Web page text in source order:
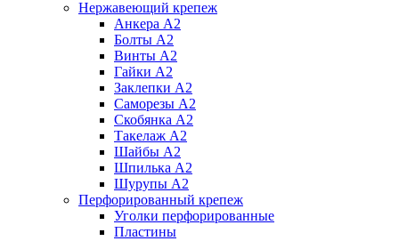
Нержавеющий крепеж
Анкера А2
Болты А2
Винты А2
Гайки А2
Заклепки А2
Саморезы А2
Скобянка А2
Такелаж А2
Шайбы А2
Шпилька А2
Шурупы А2
Перфорированный крепеж
Уголки перфорированные
Пластины